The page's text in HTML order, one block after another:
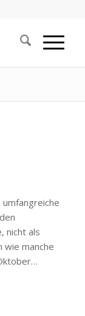
nicht als
wie manche